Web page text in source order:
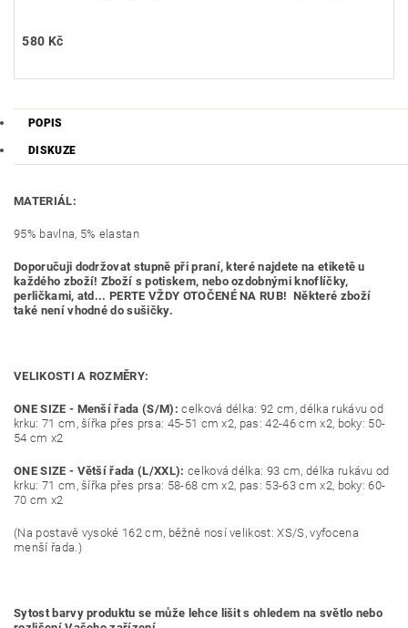
580 Kč
POPIS
DISKUZE
MATERIÁL:
95% bavlna, 5% elastan
Doporučuji dodržovat stupně při praní, které najdete na etiketě u
každého zboží! Zboží s potiskem, nebo ozdobnými knoflíčky,
perličkami, atd... PERTE VŽDY OTOČENÉ NA RUB! Některé zboží
také není vhodné do sušičky.
VELIKOSTI A ROZMĚRY:
ONE SIZE - Menší řada (S/M): celková délka: 92 cm, délka rukávu od
krku: 71 cm, šířka přes prsa: 45-51 cm x2, pas: 42-46 cm x2, boky: 50-
54 cm x2
ONE SIZE - Větší řada (L/XXL): celková délka: 93 cm, délka rukávu od
krku: 71 cm, šířka přes prsa: 58-68 cm x2, pas: 53-63 cm x2, boky: 60-
70 cm x2
(Na postavě vysoké 162 cm, běžně nosí velikost: XS/S, vyfocena
menší řada.)
Sytost barvy produktu se může lehce lišit s ohledem na světlo nebo